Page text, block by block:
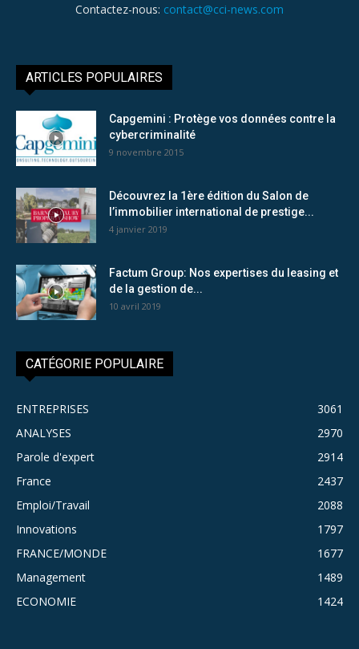
Contactez-nous: contact@cci-news.com
ARTICLES POPULAIRES
Capgemini : Protège vos données contre la
cybercriminalité
9 novembre 2015
Découvrez la 1ère édition du Salon de
l’immobilier international de prestige...
4 janvier 2019
Factum Group: Nos expertises du leasing et
de la gestion de...
10 avril 2019
CATÉGORIE POPULAIRE
ENTREPRISES
3061
ANALYSES
2970
Parole d'expert
2914
France
2437
Emploi/Travail
2088
Innovations
1797
FRANCE/MONDE
1677
Management
1489
ECONOMIE
1424